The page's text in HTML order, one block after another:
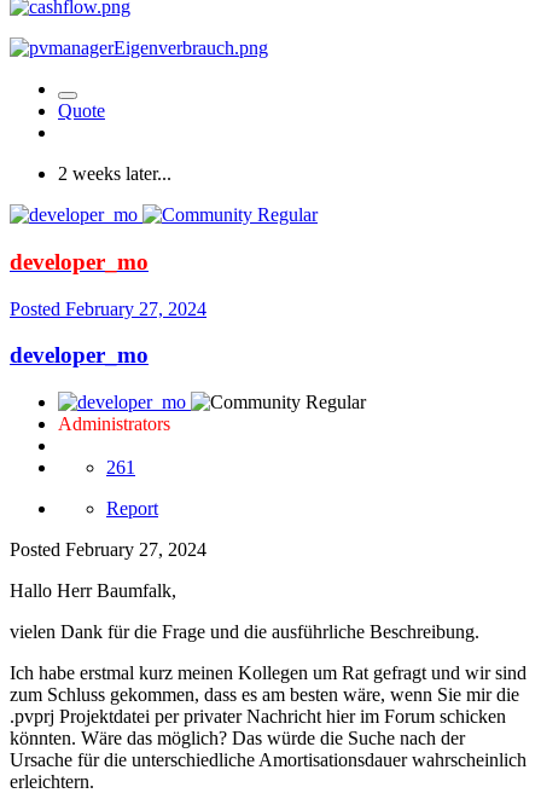
Quote
2 weeks later...
developer_mo
Posted February 27, 2024
developer_mo
Administrators
261
Report
Posted February 27, 2024
Hallo Herr Baumfalk,
vielen Dank für die Frage und die ausführliche Beschreibung.
Ich habe erstmal kurz meinen Kollegen um Rat gefragt und wir sind
zum Schluss gekommen, dass es am besten wäre, wenn Sie mir die
.pvprj Projektdatei per privater Nachricht hier im Forum schicken
könnten. Wäre das möglich? Das würde die Suche nach der
Ursache für die unterschiedliche Amortisationsdauer wahrscheinlich
erleichtern.